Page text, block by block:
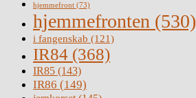
hjemmefront (73)
hjemmefronten (530)
i fangenskab (121)
IR84 (368)
IR85 (143)
IR86 (149)